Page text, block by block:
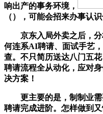
响出产的事务环境，
（），可能会招来办事认
京东入局外卖之后，分
何连系AI聘请、面试手艺
查。不只简历送达八门五
聘请流程全从动化，应对
决方案！
更主要的是，制制业需
聘请完成进阶。怎样做到